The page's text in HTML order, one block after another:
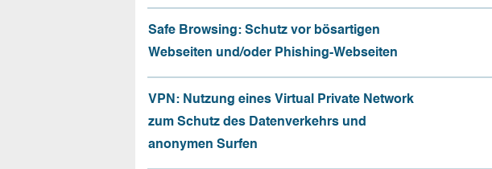
Safe Browsing: Schutz vor bösartigen
Webseiten und/oder Phishing-Webseiten
VPN: Nutzung eines Virtual Private Network
zum Schutz des Datenverkehrs und
anonymen Surfen